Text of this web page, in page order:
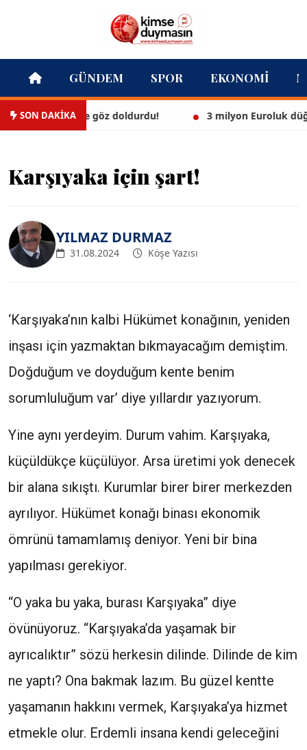
GÜNDEM SPOR EKONOMI
SON DAKİKA
bikinisiyle göz doldurdu! 3 milyon Euroluk düğünle
Karşıyaka için şart!
YILMAZ DURMAZ
31.08.2024 Köşe Yazısı
‘Karşıyaka’nın kalbi Hükümet konağının, yeniden
inşası için yazmaktan bıkmayacağım demiştim.
Doğduğum ve doyduğum kente benim
sorumluluğum var’ diye yıllardır yazıyorum.
Yine aynı yerdeyim. Durum vahim. Karşıyaka,
küçüldükçe küçülüyor. Arsa üretimi yok denecek
bir alana sıkıştı. Kurumlar birer birer merkezden
ayrılıyor. Hükümet konağı binası ekonomik
ömrünü tamamlamış deniyor. Yeni bir bina
yapılması gerekiyor.
“O yaka bu yaka, burası Karşıyaka” diye
övünüyoruz. “Karşıyaka’da yaşamak bir
ayrıcalıktır” sözü herkesin dilinde. Dilinde de kim
ne yaptı? Ona bakmak lazım. Bu güzel kentte
yaşamanın hakkını vermek, Karşıyaka’ya hizmet
etmekle olur. Erdemli insana kendi geleceğini